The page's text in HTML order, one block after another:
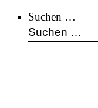
Suchen …